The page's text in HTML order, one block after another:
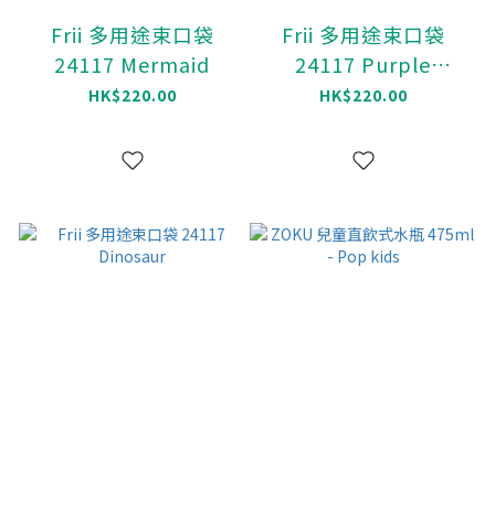
Frii 多用途束口袋
24117 Mermaid
HK$220.00
Frii 多用途束口袋
24117 Purple
Unicorn
HK$220.00